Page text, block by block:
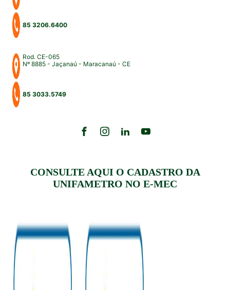
85 3206.6400
Rod. CE-065
Nº 8885 - Jaçanaú - Maracanaú - CE
85 3033.5749
CONSULTE AQUI O CADASTRO DA
UNIFAMETRO NO E-MEC